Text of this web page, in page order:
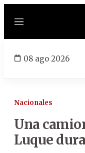
Menú
08 ago 2026
Nacionales
Una
Luque